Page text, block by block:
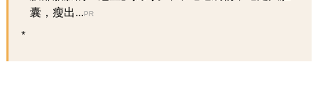
囊，瘦出...PR